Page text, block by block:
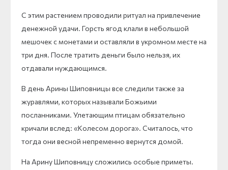
С этим растением проводили ритуал на привлечение
денежной удачи. Горсть ягод клали в небольшой
мешочек с монетами и оставляли в укромном месте на
три дня. После тратить деньги было нельзя, их
отдавали нуждающимся.
В день Арины Шиповницы все следили также за
журавлями, которых называли Божьими
посланниками. Улетающим птицам обязательно
кричали вслед: «Колесом дорога». Считалось, что
тогда они весной непременно вернутся домой.
На Арину Шиповницу сложились особые приметы.